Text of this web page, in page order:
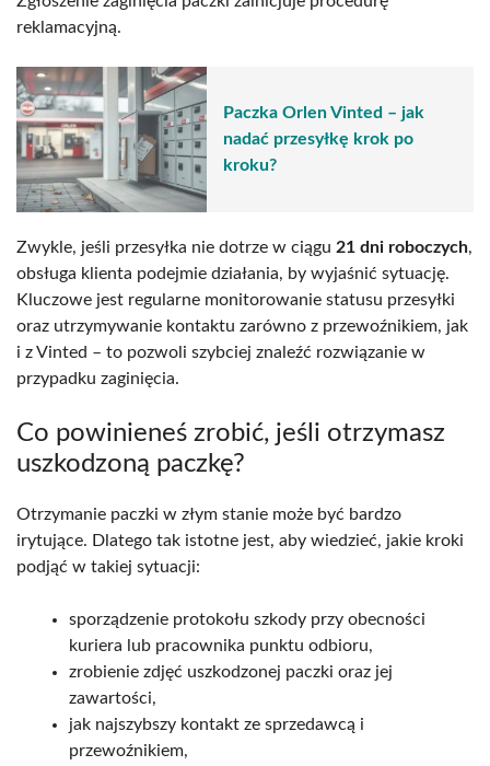
reklamacyjną.
Paczka Orlen Vinted – jak
nadać przesyłkę krok po
kroku?
Zwykle, jeśli przesyłka nie dotrze w ciągu 21 dni roboczych,
obsługa klienta podejmie działania, by wyjaśnić sytuację.
Kluczowe jest regularne monitorowanie statusu przesyłki
oraz utrzymywanie kontaktu zarówno z przewoźnikiem, jak
i z Vinted – to pozwoli szybciej znaleźć rozwiązanie w
przypadku zaginięcia.
Co powinieneś zrobić, jeśli otrzymasz
uszkodzoną paczkę?
Otrzymanie paczki w złym stanie może być bardzo
irytujące. Dlatego tak istotne jest, aby wiedzieć, jakie kroki
podjąć w takiej sytuacji:
sporządzenie protokołu szkody przy obecności
kuriera lub pracownika punktu odbioru,
zrobienie zdjęć uszkodzonej paczki oraz jej
zawartości,
jak najszybszy kontakt ze sprzedawcą i
przewoźnikiem,